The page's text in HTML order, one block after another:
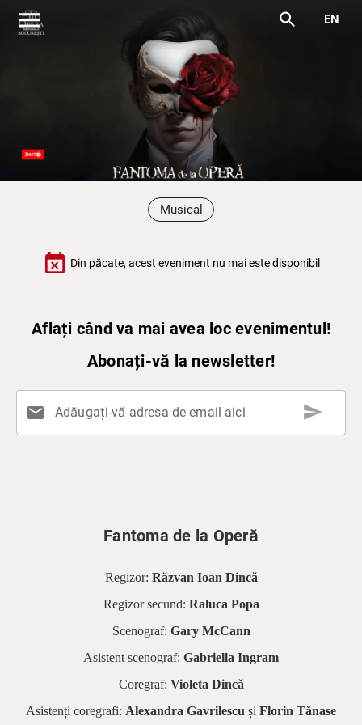
menu search EN
Musical
event_busy Din păcate, acest eveniment nu mai este disponibil
Aflați când va mai avea loc evenimentul!
Abonați-vă la newsletter!
mail Adăugați-vă adresa de email aici send
Fantoma de la Operă
Regizor: Răzvan Ioan Dincă
Regizor secund: Raluca Popa
Scenograf: Gary McCann
Asistent scenograf: Gabriella Ingram
Coregraf: Violeta Dincă
Asistenți coregrafi: Alexandra Gavrilescu și Florin Tănase